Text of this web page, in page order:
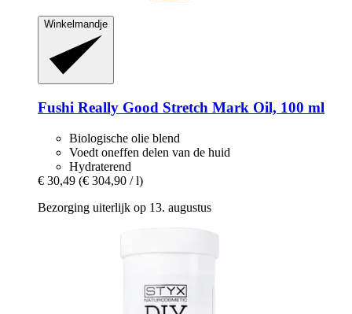
Winkelmandje
Fushi Really Good Stretch Mark Oil, 100 ml
Biologische olie blend
Voedt oneffen delen van de huid
Hydraterend
€ 30,49 (€ 304,90 / l)
Bezorging uiterlijk op 13. augustus